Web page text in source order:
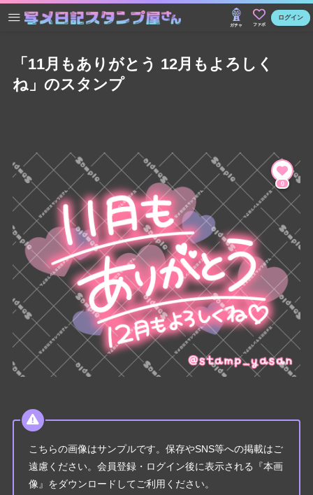
ガチャ ファボ
ログイン
「11月もありがとう 12月もよろしく
ね」のスタンプ
0
こちらの画像はサンプルです。保存やSNS等への掲載はご
遠慮ください。会員登録・ログイン後に表示される『本画
像』をダウンロードしてご利用ください。